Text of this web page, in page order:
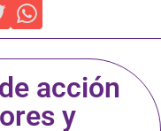
acción
y